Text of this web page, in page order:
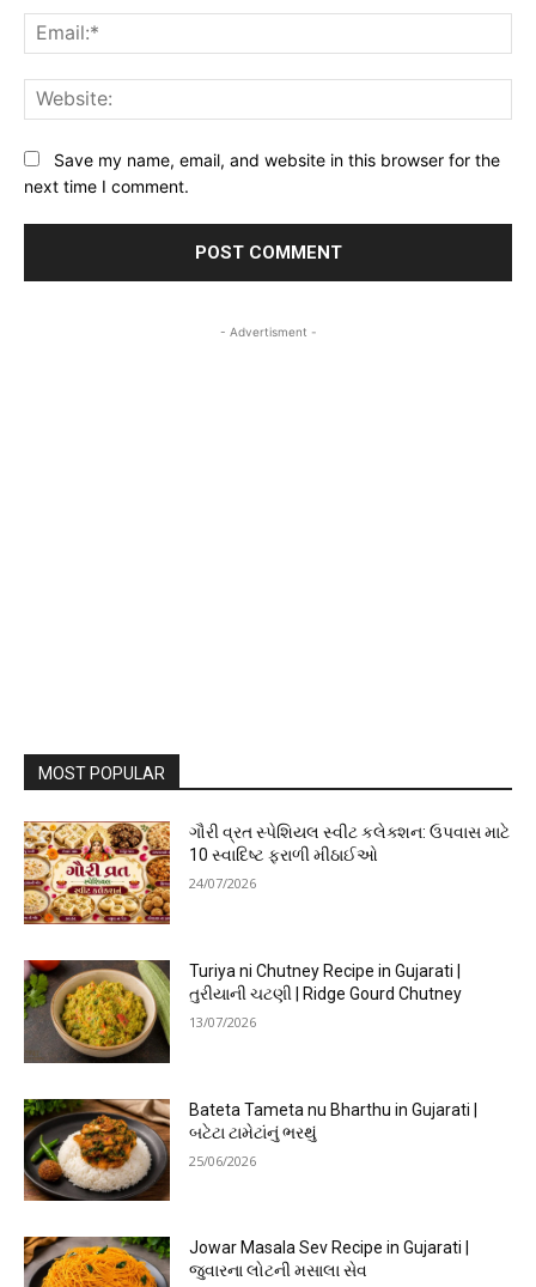
Save my name, email, and website in this browser for the
next time I comment.
- Advertisment -
MOST POPULAR
ગૌરી વ્રત સ્પેશિયલ સ્વીટ કલેક્શન: ઉપવાસ માટે
10 સ્વાદિષ્ટ ફરાળી મીઠાઈઓ
24/07/2026
Turiya ni Chutney Recipe in Gujarati |
તુરીયાની ચટણી | Ridge Gourd Chutney
13/07/2026
Bateta Tameta nu Bharthu in Gujarati |
બટેટા ટામેટાંનું ભરથું
25/06/2026
Jowar Masala Sev Recipe in Gujarati |
જુવારના લોટની મસાલા સેવ